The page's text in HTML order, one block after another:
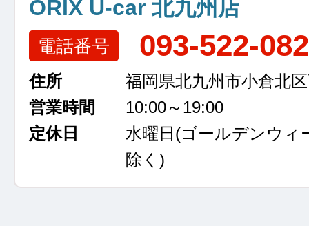
ORIX U-car 北九州店
電話番号 093-522-
住所
福岡県北九州市小倉北
営業時間
10:00～19:00
定休日
水曜日 (ゴールデンウィ
除く)